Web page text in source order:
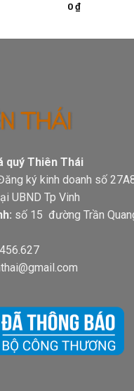
0₫
đá quý Thiên Thái
ký kinh doanh số
UBND Tp Vinh
số 15 đường Trần